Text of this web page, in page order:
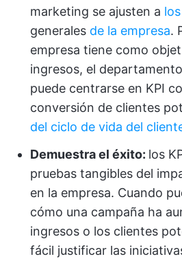
marketing se ajusten a
generales de la empresa.
empresa tiene como
ingresos, el
puede centrarse en KPI
conversión de clientes
del ciclo de vida del
Demuestra el éxito: los
pruebas tangibles del
en la empresa. Cuando
cómo una campaña ha
ingresos o los clientes
fácil justificar las